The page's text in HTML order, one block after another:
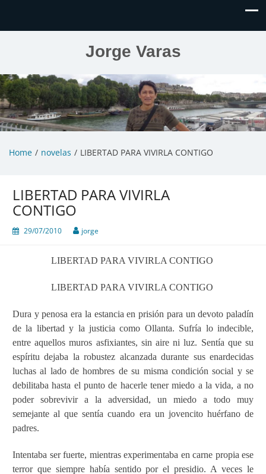
Jorge Varas
Home novelas LIBERTAD PARA VIVIRLA CONTIGO
LIBERTAD PARA VIVIRLA
CONTIGO
29/07/2010 jorge
LIBERTAD PARA VIVIRLA CONTIGO
LIBERTAD PARA VIVIRLA CONTIGO
Dura y penosa era la estancia en prisión para un devoto paladín
de la libertad y la justicia como Ollanta. Sufría lo indecible,
entre aquellos muros asfixiantes, sin aire ni luz. Sentía que su
espíritu dejaba la robustez alcanzada durante sus enardecidas
luchas al lado de hombres de su misma condición social y se
debilitaba hasta el punto de hacerle tener miedo a la vida, a no
poder sobrevivir a la adversidad, un miedo a todo muy
semejante al que sentía cuando era un jovencito huérfano de
padres.
Intentaba ser fuerte, mientras experimentaba en carne propia ese
terror que siempre había sentido por el presidio. A veces le